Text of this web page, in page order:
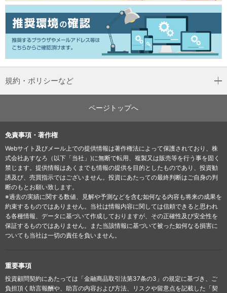
規約・ポリシーなど
ページトップへ
免責事項・著作権
Webサイト及びメール上での提供情報は著作権法によって保護されており、株
式会社あすなろ（以下「当社」)に無断で転用、複製又は販売等を行う事を固く
禁じます。提供情報はあくまでも情報の提供を目的としたものであり、投資勧
誘及び、売買指示ではございません。投資にあたっての最終判断はご自身の判
断のもとお願い致します。
※過去の実績に関する数値、見解や予測などを含む如何なる内容も将来の成果を
約束するものではありません。当社は情報内容に関しては信頼できると思われ
る各種情報、データに基づいて作成しておりますが、その正確性及び安全性を
保証するものではありません。また当該情報に基づいて被った如何なる損害に
ついても当社は一切の責任を負いません。
重要事項
投資顧問契約にあたっては「金融商品取引法第37条の3」の規定に基づき、ご
負担頂く助言報酬や、助言の内容および方法、リスクや留意点を記載した「契